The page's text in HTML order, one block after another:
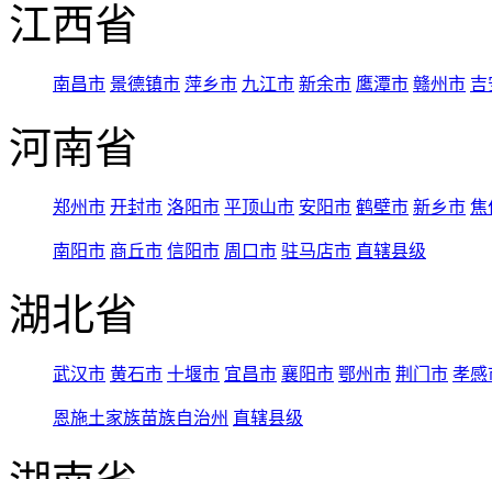
江西省
南昌市 景德镇市 萍乡市 九江市 新余市 鹰潭市 赣州市 吉
河南省
郑州市 开封市 洛阳市 平顶山市 安阳市 鹤壁市 新乡市 焦
南阳市 商丘市 信阳市 周口市 驻马店市 直辖县级
湖北省
武汉市 黄石市 十堰市 宜昌市 襄阳市 鄂州市 荆门市 孝感
恩施土家族苗族自治州 直辖县级